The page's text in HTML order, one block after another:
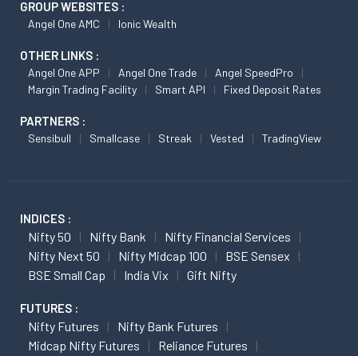
GROUP WEBSITES :
Angel One AMC Ionic Wealth
OTHER LINKS :
Angel One APP Angel One Trade
Angel SpeedPro
Margin Trading Facility
Smart API Fixed Deposit Rates
PARTNERS :
Sensibull Smallcase Streak Vested TradingView
INDICES :
Nifty 50 Nifty Bank
Nifty Financial Services
Nifty Next 50
Nifty Midcap 100
BSE Sensex
BSE Small Cap
India Vix Gift Nifty
FUTURES :
Nifty Futures
Nifty Bank Futures
Midcap Nifty Futures
Reliance Futures